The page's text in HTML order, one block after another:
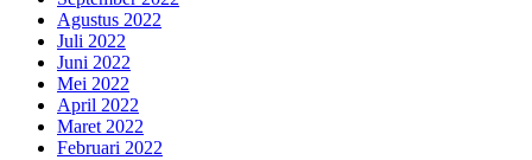
Agustus 2022
Juli 2022
Juni 2022
Mei 2022
April 2022
Maret 2022
Februari 2022